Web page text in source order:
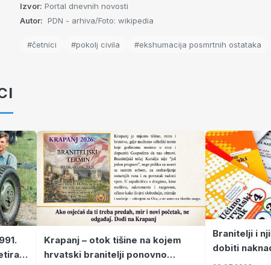
Izvor: Portal dnevnih novosti
Autor: PDN - arhiva/Foto: wikipedia
#četnici #pokolj civila #ekshumacija posmrtnih ostataka
Krapanj – otok tišine na kojem
hrvatski branitelji ponovno
Branitelji i
dobiti
zahtjevi se